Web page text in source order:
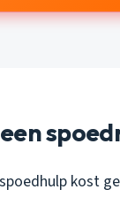
kost